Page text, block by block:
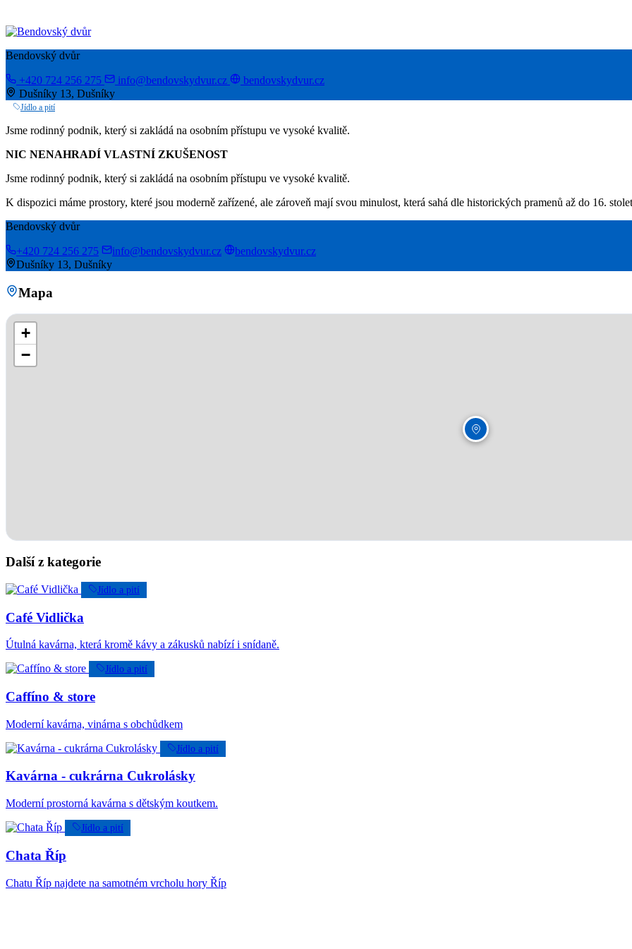
Bendovský dvůr
+420 724 256 275 info@bendovskydvur.cz
bendovskydvur.cz
Dušníky 13, Dušníky
Jídlo a pití
Jsme rodinný podnik, který si zakládá na osobním přístupu ve vysoké kvalitě.
NIC NENAHRADÍ VLASTNÍ ZKUŠENOST
Jsme rodinný podnik, který si zakládá na osobním přístupu ve vysoké kvalitě.
K dispozici máme prostory, které jsou moderně zařízené, ale zároveň mají svou minulost, která sahá dle historických pramenů až do 16.
Bendovský dvůr
+420 724 256 275 info@bendovskydvur.cz
bendovskydvur.cz
Dušníky 13, Dušníky
Mapa
+
−
Další z kategorie
Jídlo a pití
Café Vidlička
Útulná kavárna, která kromě kávy a zákusků nabízí i snídaně.
Jídlo a pití
Caffíno & store
Moderní kavárna, vinárna s obchůdkem
Jídlo a pití
Kavárna - cukrárna Cukrolásky
Moderní prostorná kavárna s dětským koutkem.
Jídlo a pití
Chata Říp
Chatu Říp najdete na samotném vrcholu hory Říp